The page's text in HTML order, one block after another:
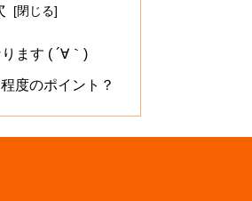
ます ( ´∀｀)
度のポイント？